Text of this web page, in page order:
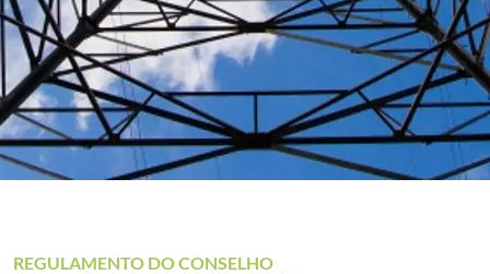
REGULAMENTO DO CONSELHO